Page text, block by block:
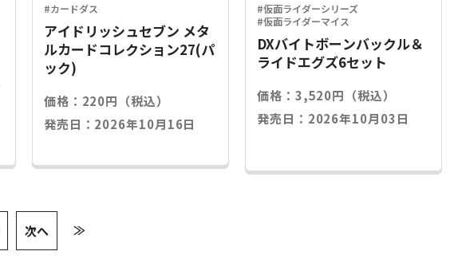
#カードダス
アイドリッシュセブン メタ
ルカードコレクション27(パ
ック)
価格：220円（税込）
発売日：2026年10月16日
#仮面ライダーシリーズ
#仮面ライダーマイス
DXバイトボーンバックル＆
ライドエグズ6セット
価格：3,520円（税込）
発売日：2026年10月03日
次へ ≫